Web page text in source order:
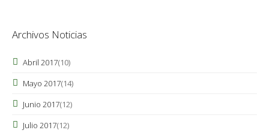
Archivos Noticias
Abril 2017(10)
Mayo 2017(14)
Junio 2017(12)
Julio 2017(12)